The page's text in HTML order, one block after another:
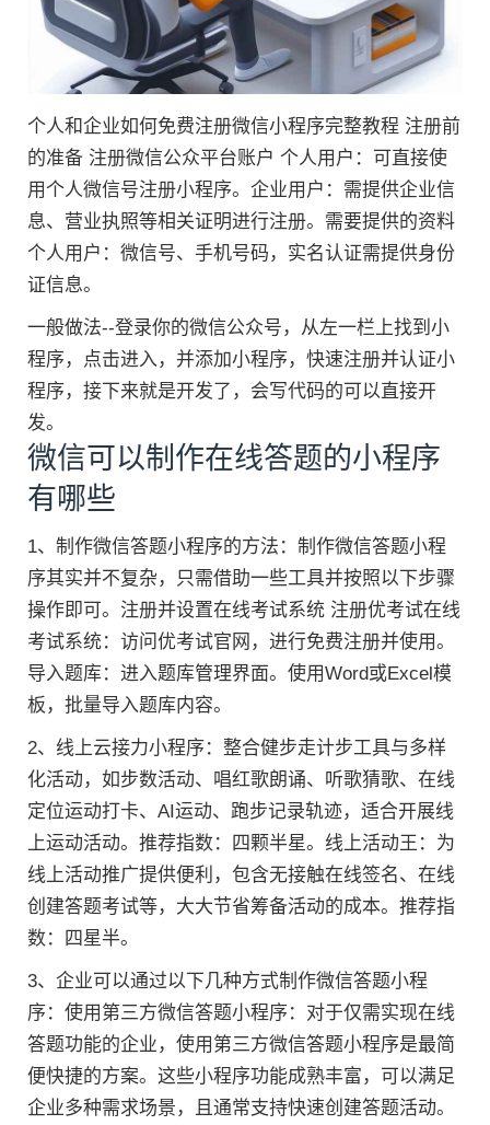
个人和企业如何免费注册微信小程序完整教程 注册前
的准备 注册微信公众平台账户 个人用户：可直接使
用个人微信号注册小程序。企业用户：需提供企业信
息、营业执照等相关证明进行注册。需要提供的资料
个人用户：微信号、手机号码，实名认证需提供身份
证信息。
一般做法--登录你的微信公众号，从左一栏上找到小
程序，点击进入，并添加小程序，快速注册并认证小
程序，接下来就是开发了，会写代码的可以直接开
发。
微信可以制作在线答题的小程序
有哪些
1、制作微信答题小程序的方法：制作微信答题小程
序其实并不复杂，只需借助一些工具并按照以下步骤
操作即可。注册并设置在线考试系统 注册优考试在线
考试系统：访问优考试官网，进行免费注册并使用。
导入题库：进入题库管理界面。使用Word或Excel模
板，批量导入题库内容。
2、线上云接力小程序：整合健步走计步工具与多样
化活动，如步数活动、唱红歌朗诵、听歌猜歌、在线
定位运动打卡、AI运动、跑步记录轨迹，适合开展线
上运动活动。推荐指数：四颗半星。线上活动王：为
线上活动推广提供便利，包含无接触在线签名、在线
创建答题考试等，大大节省筹备活动的成本。推荐指
数：四星半。
3、企业可以通过以下几种方式制作微信答题小程
序：使用第三方微信答题小程序：对于仅需实现在线
答题功能的企业，使用第三方微信答题小程序是最简
便快捷的方案。这些小程序功能成熟丰富，可以满足
企业多种需求场景，且通常支持快速创建答题活动。